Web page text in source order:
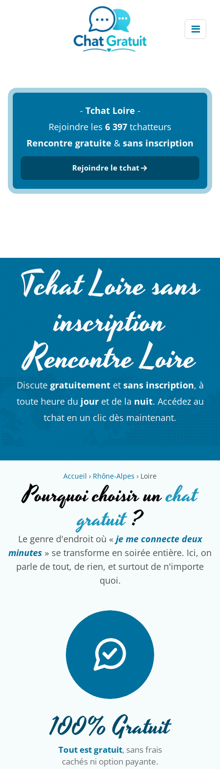
- Tchat Loire -
Rejoindre les 6 397 tchatteurs
Rencontre gratuite & sans inscription
Rejoindre le tchat
Tchat Loire sans
inscription
Rencontre Loire
Discutegratuitementetsans inscription, à
toute heure du jouret de lanuit. Accédez au
tchat en un clic dès maintenant.
Accueil › Rhône-Alpes › Loire
Pourquoi choisir unchat
gratuit?
Le genre d'endroit où « je me connecte deux
minutes » se transforme en soirée entière. Ici, on
parle de tout, de rien, et surtout de n'importe
quoi.
100% Gratuit
Tout est gratuit, sans frais
cachés ni option payante.